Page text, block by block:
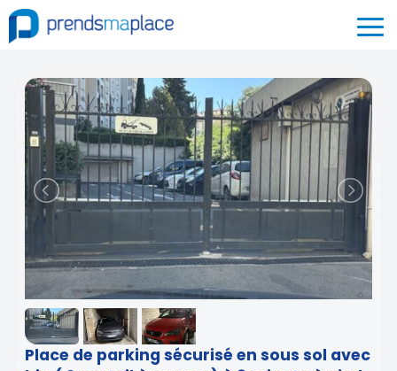
Place de parking sécurisé en sous sol avec